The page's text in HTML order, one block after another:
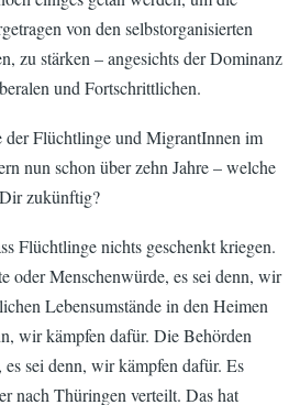
von den selbstorganisierten
zu stärken – angesichts der Dominanz
und Fortschrittlichen.
der Flüchtlinge und MigrantInnen im
nun schon über zehn Jahre – welche
zukünftig?
Flüchtlinge nichts geschenkt kriegen.
oder Menschenwürde, es sei denn, wir
Lebensumstände in den Heimen
wir kämpfen dafür. Die Behörden
sei denn, wir kämpfen dafür. Es
nach Thüringen verteilt. Das hat